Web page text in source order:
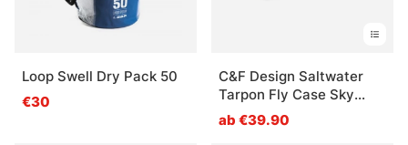
Loop Swell Dry Pack 50
€30
C&F Design Saltwater
Tarpon Fly Case Sky
Blue
ab €39.90